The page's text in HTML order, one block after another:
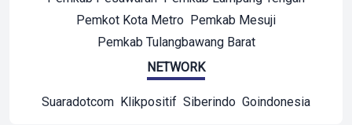
Pemkot Kota Metro Pemkab Mesuji
Pemkab Tulangbawang Barat
NETWORK
Suaradotcom Klikpositif Siberindo Goindonesia